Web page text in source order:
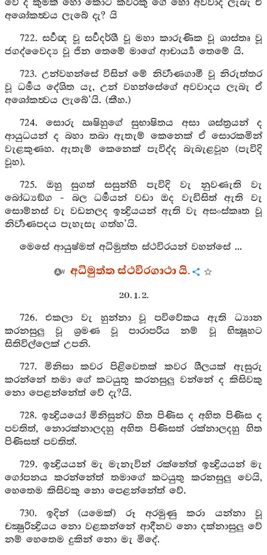
වේ ද කුමක් හෝ කොට කවරකු ගේ හෝ අවවාද ලැබැ ඒ
අශෝකත්‍වය ලැබේ දැ? යි
722. සර්‍වඥ වූ සර්‍වදර්ශී වූ මහා කාරුණික වූ ශාස්තෘ වූ
ජගද්වෛද්‍ය වූ ජින තෙමේ මාගේ ආචාර්‍ය්‍ය තෙමේ යි.
723. උන්වහන්සේ විසින් මේ නිර්‍වාණගාමී වූ නිරුත්තර
වූ ධර්‍මය දේශිත යැ, උන් වහන්සේගේ අවවාදය ලැබැ ඒ
අශෝකත්‍වය ලැබේ’යි. (කීහ.)
724. සොරු ඍෂිහුගේ සුභාෂිතය අසා ශස්ත්‍රයන් ද
ආයුධයන් ද බහා තබා ඇතැම් කෙනෙක් ඒ සොරකමින්
වැළකුණහ. ඇතැම් කෙනෙක් පැවිද්ද බැබැළවූහ (පැවිදි
වූහ).
725. ඔහු සුගත් සසුන්හි පැවිදි වැ නුවණැති වැ
බෝධ්‍යඞ්ග - බල ධර්‍මයන් වඩා ඔද වැඩිසිත් ඇති වැ
සොම්නස් වැ වඩනලද ඉන්‍ද්‍රියයන් ඇති වැ අසංස්කෘත වූ
නිර්‍වාණපදය පැහැසැ ගත්හ’යි.
මෙසේ ආයුෂ්මත් අධිමුත්ත ස්ථවිරයන් වහන්සේ ...
අධිමුත්ත ස්ථවිරගාථා යි.
20. 1. 2.
726. එකලා වැ හුන්නා වූ පවිවේකය ඇති ධ්‍යාන
කරනසුලු වූ ශ්‍රමණ වූ පාරාපරිය නම් වූ භික්‍ෂූහට
සිතිවිල්ලෙක් උපනි.
727. මිනිසා කවර පිළිවෙතක් කවර ශීලයක් ඇසුරු
කරන්නේ තමා ගේ කටයුතු කරනසුලු වන්නේ ද කිසිවකු
නො පෙළන්නේත් වේ දැ?යි.
728. ඉන්‍ද්‍රියයෝ මිනිසුන්ට හිත පිණිස ද අහිත පිණිස ද
පවතිත්, නොරක්නාලදහු අහිත පිණිසත් රක්නාලදහු හිත
පිණිසත් පවතිත්.
729. ඉන්‍ද්‍රියයන් මැ මැනැවින් රක්නේත් ඉන්‍ද්‍රියයන් මැ
ගෝපනය කරන්නේත් තමාගේ කටයුතු කරනසුලු වෙයි,
හෙතෙම කිසිවකු නො පෙළන්නේත් වේ.
730. ඉදින් (යමෙක්) රූ අරමුණු කරා යන්නා වූ
චක්‍ෂුරින්‍ද්‍රියය නො වළකන්නේ ආදීනව නො දක්නාසුලු වේ
නම් හෙතෙම දුකින් නො මැ මිදේ.